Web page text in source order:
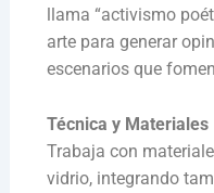
llama “activismo
arte para generar
escenarios que
Técnica y Materiales
Trabaja con
vidrio, integrando